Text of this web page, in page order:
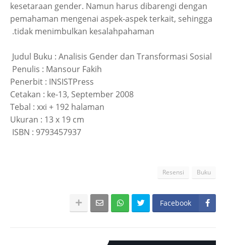
kesetaraan gender. Namun harus dibarengi dengan
pemahaman mengenai aspek-aspek terkait, sehingga
tidak menimbulkan kesalahpahaman.
Judul Buku : Analisis Gender dan Transformasi Sosial
Penulis : Mansour Fakih
Penerbit : INSISTPress
Cetakan : ke-13, September 2008
Tebal : xxi + 192 halaman
Ukuran : 13 x 19 cm
ISBN : 9793457937
Buku
Resensi
Facebook